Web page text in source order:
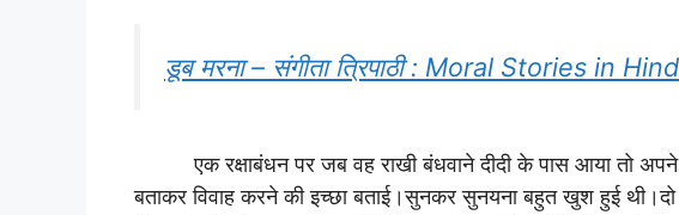
डूब मरना – संगीता त्रिपाठी : Moral Stories in
एक रक्षाबंधन पर जब वह राखी बंधवाने दीदी के पास आया तो
बताकर विवाह करने की इच्छा बताई।सुनकर सुनयना बहुत खुश हुई थी।दो